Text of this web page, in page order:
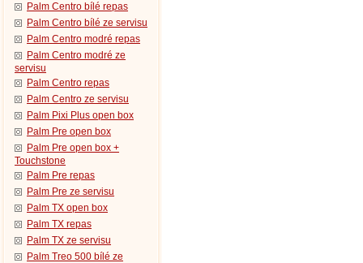
Palm Centro bílé repas
Palm Centro bílé ze servisu
Palm Centro modré repas
Palm Centro modré ze
servisu
Palm Centro repas
Palm Centro ze servisu
Palm Pixi Plus open box
Palm Pre open box
Palm Pre open box +
Touchstone
Palm Pre repas
Palm Pre ze servisu
Palm TX open box
Palm TX repas
Palm TX ze servisu
Palm Treo 500 bílé ze